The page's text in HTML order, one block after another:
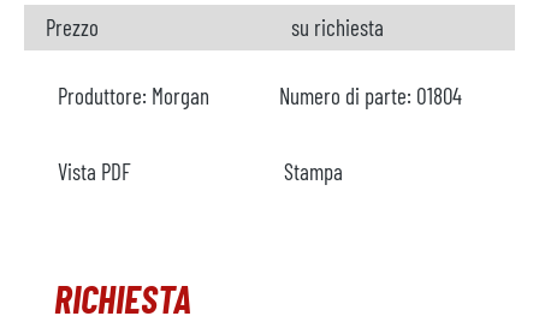
Prezzo
su richiesta
Produttore: Morgan Numero di parte: O1804
Vista PDF Stampa
RICHIESTA